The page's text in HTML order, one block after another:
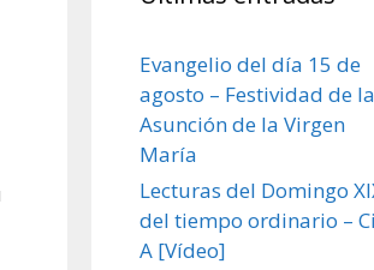
Evangelio del día 15 de
agosto – Festividad de la
Asunción de la Virgen
María
Lecturas del Domingo
del tiempo ordinario –
A [Vídeo]